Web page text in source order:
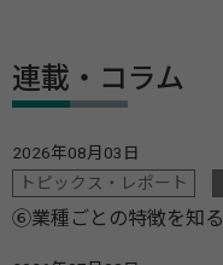
連載・コラム
2026年08月03日
トピックス・レポート
⑥業種ごとの特徴を知る